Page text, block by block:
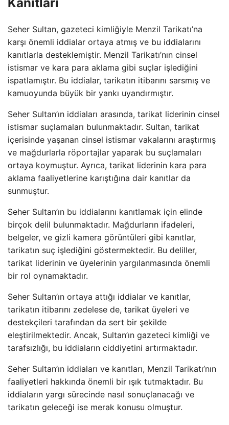
Seher Sultan, gazeteci kimliğiyle Menzil Tarikatı’na
karşı önemli iddialar ortaya atmış ve bu iddialarını
kanıtlarla desteklemiştir. Menzil Tarikatı’nın cinsel
istismar ve kara para aklama gibi suçlar işlediğini
ispatlamıştır. Bu iddialar, tarikatın itibarını sarsmış ve
kamuoyunda büyük bir yankı uyandırmıştır.
Seher Sultan’ın iddiaları arasında, tarikat liderinin cinsel
istismar suçlamaları bulunmaktadır. Sultan, tarikat
içerisinde yaşanan cinsel istismar vakalarını araştırmış
ve mağdurlarla röportajlar yaparak bu suçlamaları
ortaya koymuştur. Ayrıca, tarikat liderinin kara para
aklama faaliyetlerine karıştığına dair kanıtlar da
sunmuştur.
Seher Sultan’ın bu iddialarını kanıtlamak için elinde
birçok delil bulunmaktadır. Mağdurların ifadeleri,
belgeler, ve gizli kamera görüntüleri gibi kanıtlar,
tarikatın suç işlediğini göstermektedir. Bu deliller,
tarikat liderinin ve üyelerinin yargılanmasında önemli
bir rol oynamaktadır.
Seher Sultan’ın ortaya attığı iddialar ve kanıtlar,
tarikatın itibarını zedelese de, tarikat üyeleri ve
destekçileri tarafından da sert bir şekilde
eleştirilmektedir. Ancak, Sultan’ın gazeteci kimliği ve
tarafsızlığı, bu iddiaların ciddiyetini artırmaktadır.
Seher Sultan’ın iddiaları ve kanıtları, Menzil Tarikatı’nın
faaliyetleri hakkında önemli bir ışık tutmaktadır. Bu
iddiaların yargı sürecinde nasıl sonuçlanacağı ve
tarikatın geleceği ise merak konusu olmuştur.